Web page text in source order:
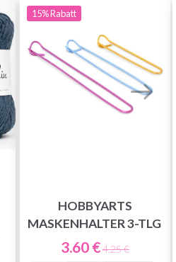
15%Rabatt
HOBBYARTS
MASKENHALTER 3-TLG
3.60 €4.25 €